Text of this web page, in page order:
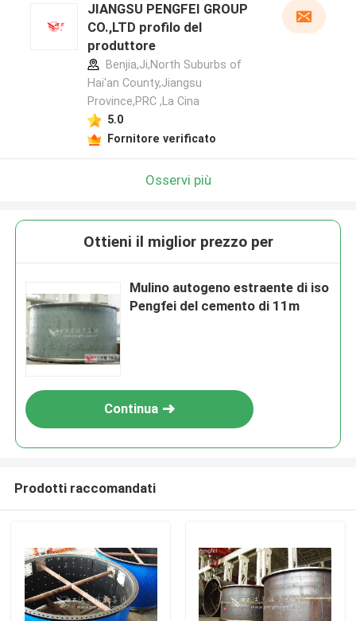
JIANGSU PENGFEI GROUP
CO.,LTD profilo del
produttore
Benjia,Ji,North Suburbs of
Hai'an County,Jiangsu
Province,PRC ,La Cina
5.0
Fornitore verificato
Osservi più
Ottieni il miglior prezzo per
Mulino autogeno estraente di iso
Pengfei del cemento di 11m
Continua
Prodotti raccomandati